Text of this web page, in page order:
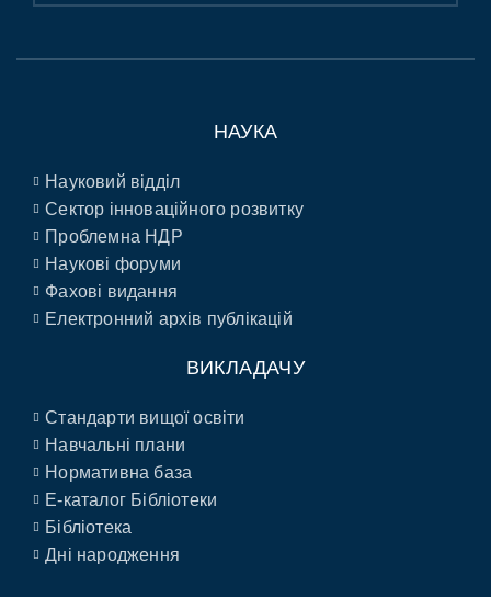
НАУКА
Науковий відділ
Сектор інноваційного розвитку
Проблемна НДР
Наукові форуми
Фахові видання
Електронний архів публікацій
ВИКЛАДАЧУ
Стандарти вищої освіти
Навчальні плани
Нормативна база
E-каталог Бібліотеки
Бібліотека
Дні народження